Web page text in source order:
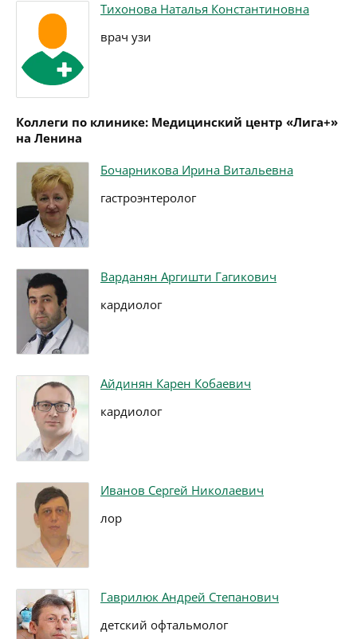
Тихонова Наталья Константиновна
врач узи
Коллеги по клинике: Медицинский центр «Лига+»
на Ленина
Бочарникова Ирина Витальевна
гастроэнтеролог
Варданян Аргишти Гагикович
кардиолог
Айдинян Карен Кобаевич
кардиолог
Иванов Сергей Николаевич
лор
Гаврилюк Андрей Степанович
детский офтальмолог